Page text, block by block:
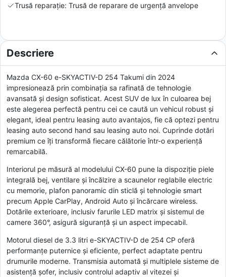
Trusă reparație: Trusă de reparare de urgență anvelope
Descriere
Mazda CX-60 e-SKYACTIV-D 254 Takumi din 2024
impresionează prin combinația sa rafinată de tehnologie
avansată și design sofisticat. Acest SUV de lux în culoarea bej
este alegerea perfectă pentru cei ce caută un vehicul robust și
elegant, ideal pentru leasing auto avantajos, fie că optezi pentru
leasing auto second hand sau leasing auto noi. Cuprinde dotări
premium ce îți transformă fiecare călătorie într-o experiență
remarcabilă.
Interiorul pe măsură al modelului CX-60 pune la dispoziție piele
integrală bej, ventilare și încălzire a scaunelor reglabile electric
cu memorie, plafon panoramic din sticlă și tehnologie smart
precum Apple CarPlay, Android Auto și încărcare wireless.
Dotările exterioare, inclusiv farurile LED matrix și sistemul de
camere 360°, asigură siguranță și un aspect impecabil.
Motorul diesel de 3.3 litri e-SKYACTIV-D de 254 CP oferă
performanțe puternice și eficiente, perfect adaptate pentru
drumurile moderne. Transmisia automată și multiplele sisteme de
asistență șofer, inclusiv controlul adaptiv al vitezei și